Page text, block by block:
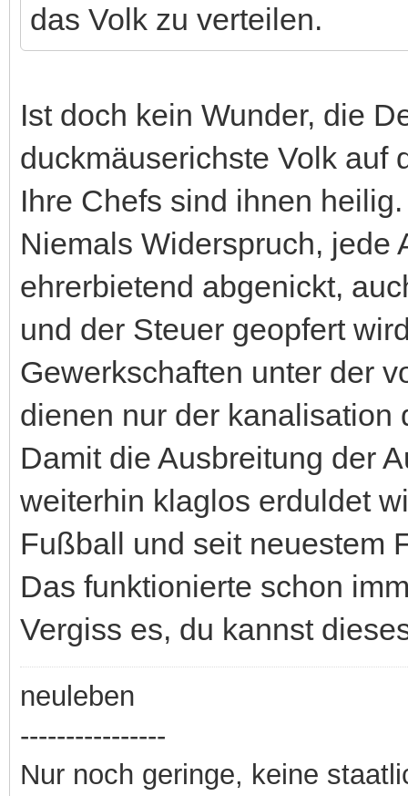
das Volk zu verteilen.
Ist doch kein Wunder, die
duckmäuserichste Volk auf
Ihre Chefs sind ihnen heilig.
Niemals Widerspruch, jede
ehrerbietend abgenickt,
und der Steuer geopfert
Gewerkschaften unter der
dienen nur der kanalisation
Damit die Ausbreitung der
weiterhin klaglos erduldet
Fußball und seit neuestem
Das funktionierte schon
Vergiss es, du kannst
neuleben
----------------
Nur noch geringe, keine